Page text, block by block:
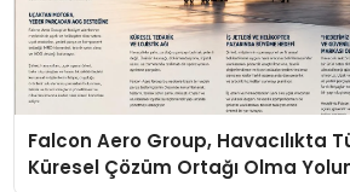
Falcon Aero Group, Havacılıkta
Küresel Çözüm Ortağı Olma